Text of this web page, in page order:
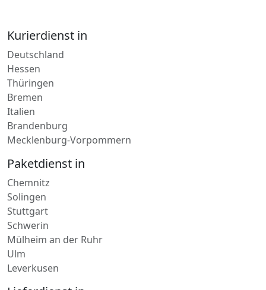
Kurierdienst in
Deutschland
Hessen
Thüringen
Bremen
Italien
Brandenburg
Mecklenburg-Vorpommern
Paketdienst in
Chemnitz
Solingen
Stuttgart
Schwerin
Mülheim an der Ruhr
Ulm
Leverkusen